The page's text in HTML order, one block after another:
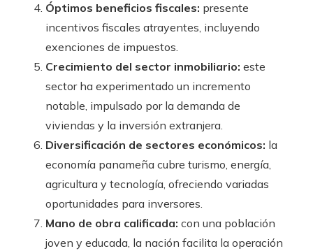
Óptimos beneficios fiscales: presente
incentivos fiscales atrayentes, incluyendo
exenciones de impuestos.
Crecimiento del sector inmobiliario: este
sector ha experimentado un incremento
notable, impulsado por la demanda de
viviendas y la inversión extranjera.
Diversificación de sectores económicos: la
economía panameña cubre turismo, energía,
agricultura y tecnología, ofreciendo variadas
oportunidades para inversores.
Mano de obra calificada: con una población
joven y educada, la nación facilita la operación